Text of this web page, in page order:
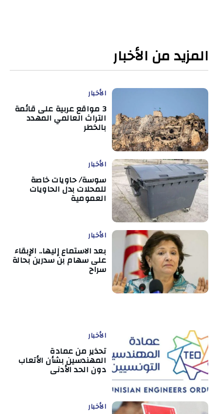
المزيد من الأخبار
الأخبار
3 مواقع عربية على قائمة
التراث العالمي المهدد
بالخطر
الأخبار
سوسة/ حاويات خاصة
للمحلات بدل الحاويات
العمومية
الأخبار
بعد الاستماع إليها.. الإبقاء
على سهام بن سدرين بحالة
سراح
الأخبار
تحذير من عمادة
المهندسين بشأن الأتعاب
دون الحد الأدنى
الأخبار